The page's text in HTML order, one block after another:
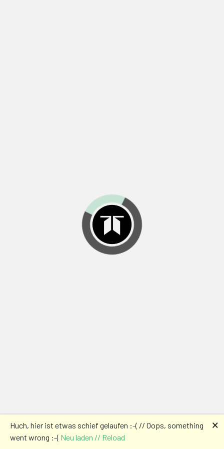
Huch, hier ist etwas schief gelaufen :-( // Oops, something
went wrong :-( Neu laden // Reload
🗙